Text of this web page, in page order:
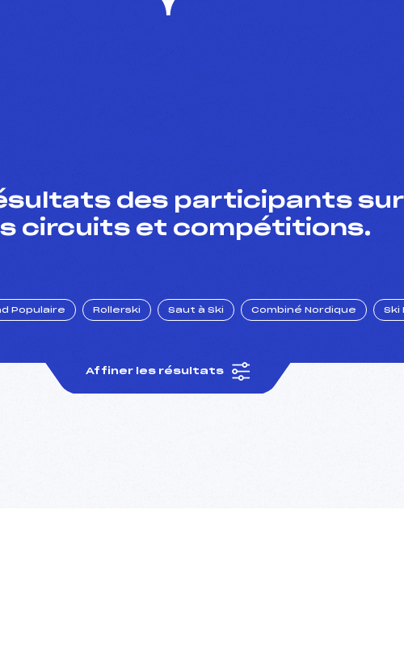
des participants sur
circuits et compétitions.
Populaire Rollerski Saut à Ski Combiné Nordique Ski
Affiner les résultats